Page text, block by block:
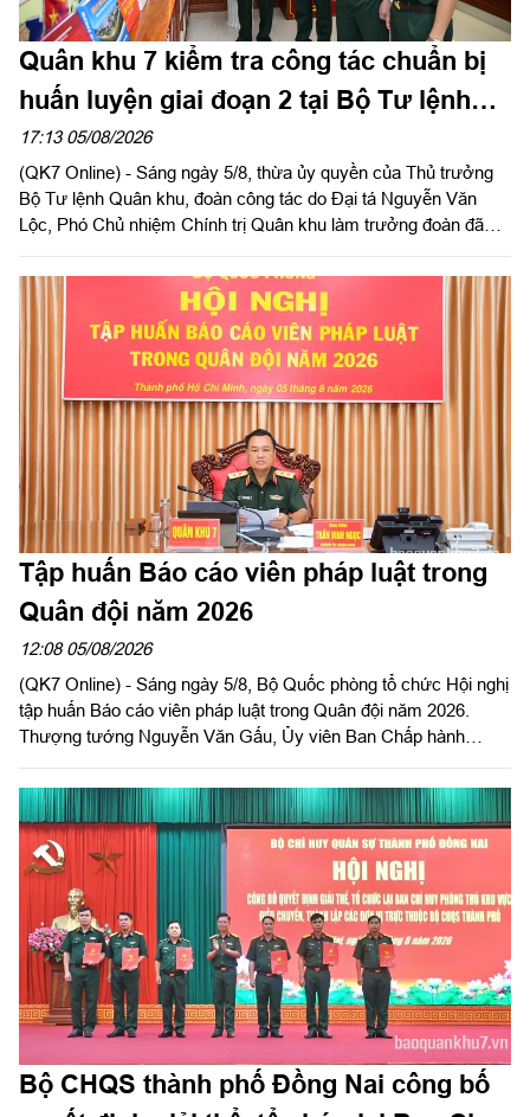
Quân khu 7 kiểm tra công tác chuẩn bị
huấn luyện giai đoạn 2 tại Bộ Tư lệnh
Thành phố Hồ Chí Minh
17:13 05/08/2026
(QK7 Online) - Sáng ngày 5/8, thừa ủy quyền của Thủ trưởng
Bộ Tư lệnh Quân khu, đoàn công tác do Đại tá Nguyễn Văn
Lộc, Phó Chủ nhiệm Chính trị Quân khu làm trưởng đoàn đã
năm 2026 tại Trung đoàn Minh Đạm và Ban Chỉ huy Quân sự
(CHQS) phường Tam Long (Bộ Tư lệnh TP Hồ Chí Minh).
Tập huấn Báo cáo viên pháp luật trong
Quân đội năm 2026
12:08 05/08/2026
(QK7 Online) - Sáng ngày 5/8, Bộ Quốc phòng tổ chức Hội nghị
tập huấn Báo cáo viên pháp luật trong Quân đội năm 2026.
Thượng tướng Nguyễn Văn Gấu, Ủy viên Ban Chấp hành
Bộ Quốc phòng, Chủ tịch Hội đồng Phổ biến, giáo dục pháp luật
Bộ Quốc phòng chủ trì hội nghị. Hội nghị được tổ chức bằng
hình thức trực tiếp kết hợp với trực tuyến tại 122 điểm cầu
trong toàn quân.
Bộ CHQS thành phố Đồng Nai công bố